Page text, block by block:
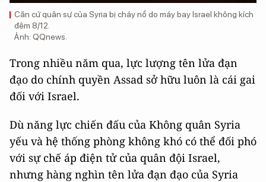
Căn cứ quân sự của Syria bị cháy nổ do máy bay Israel không kích
đêm 8/12.
Ảnh: QQnews.
Trong nhiều năm qua, lực lượng tên lửa đạn
đạo do chính quyền Assad sở hữu luôn là cái gai
đối với Israel.
Dù năng lực chiến đấu của Không quân Syria
yếu và hệ thống phòng không khó có thể đối phó
với sự chế áp điện tử của quân đội Israel,
nhưng hàng nghìn tên lửa đạn đạo của Syria